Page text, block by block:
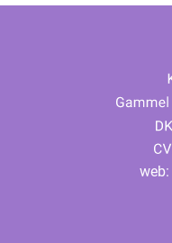
web: